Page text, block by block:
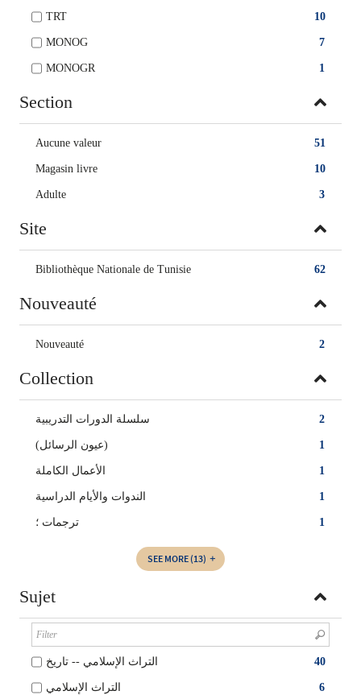
10
TRT
7
MONOG
1
MONOGR
Section
51
Aucune valeur
10
Magasin livre
3
Adulte
Site
62
Bibliothèque Nationale de Tunisie
Nouveauté
2
Nouveauté
Collection
2 سلسلة الدورات التدريبية
1 (عيون الرسائل)
1 الأعمال الكاملة
1 الندوات والأيام الدراسية
1 ترجمات ؛
SEE MORE (13)
Sujet
40 التراث الإسلامي -- تاريخ
6 التراث الإسلامي